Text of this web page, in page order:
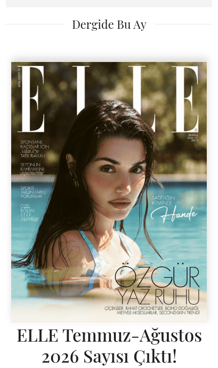
Dergide Bu Ay
ELLE Temmuz-Ağustos
2026 Sayısı Çıktı!